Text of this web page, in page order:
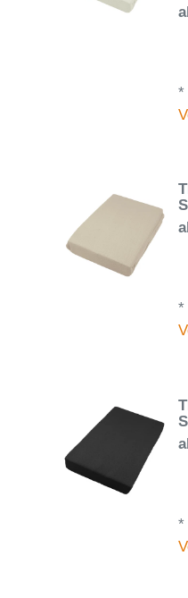
*
*
*